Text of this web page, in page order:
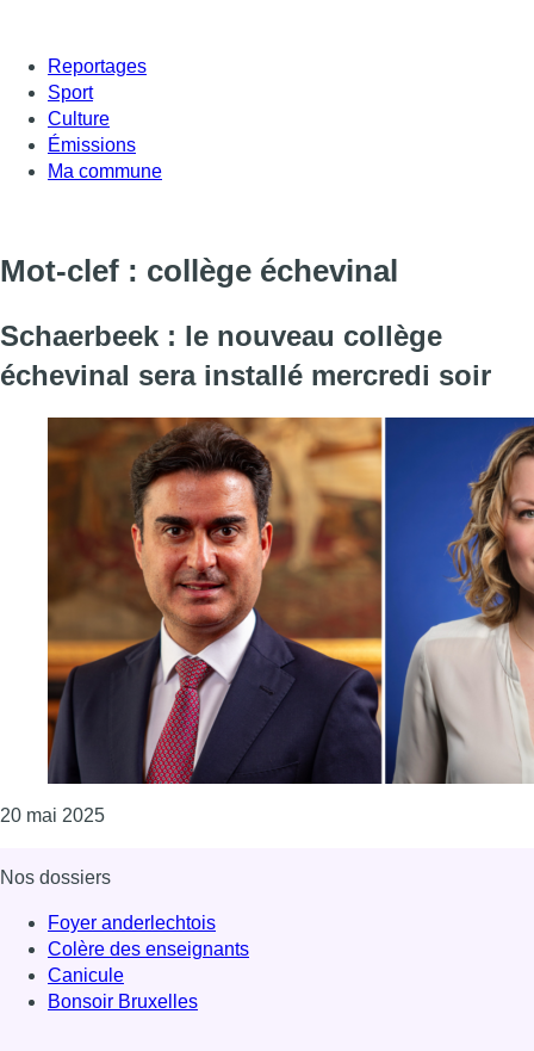
Reportages
Sport
Culture
Émissions
Ma commune
Mot-clef : collège échevinal
Schaerbeek : le nouveau collège
échevinal sera installé mercredi soir
20 mai 2025Consulter l'article "Schaerbeek : le nouveau
Nos dossiers
Foyer anderlechtois
Colère des enseignants
Canicule
Bonsoir Bruxelles